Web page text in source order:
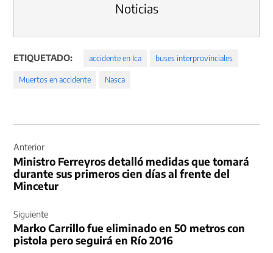
Noticias
ETIQUETADO: accidente en Ica buses interprovinciales
Muertos en accidente Nasca
de
entradas
Anterior
Ministro Ferreyros detalló medidas que tomará
durante sus primeros cien días al frente del
Mincetur
Siguiente
Marko Carrillo fue eliminado en 50 metros con
pistola pero seguirá en Río 2016